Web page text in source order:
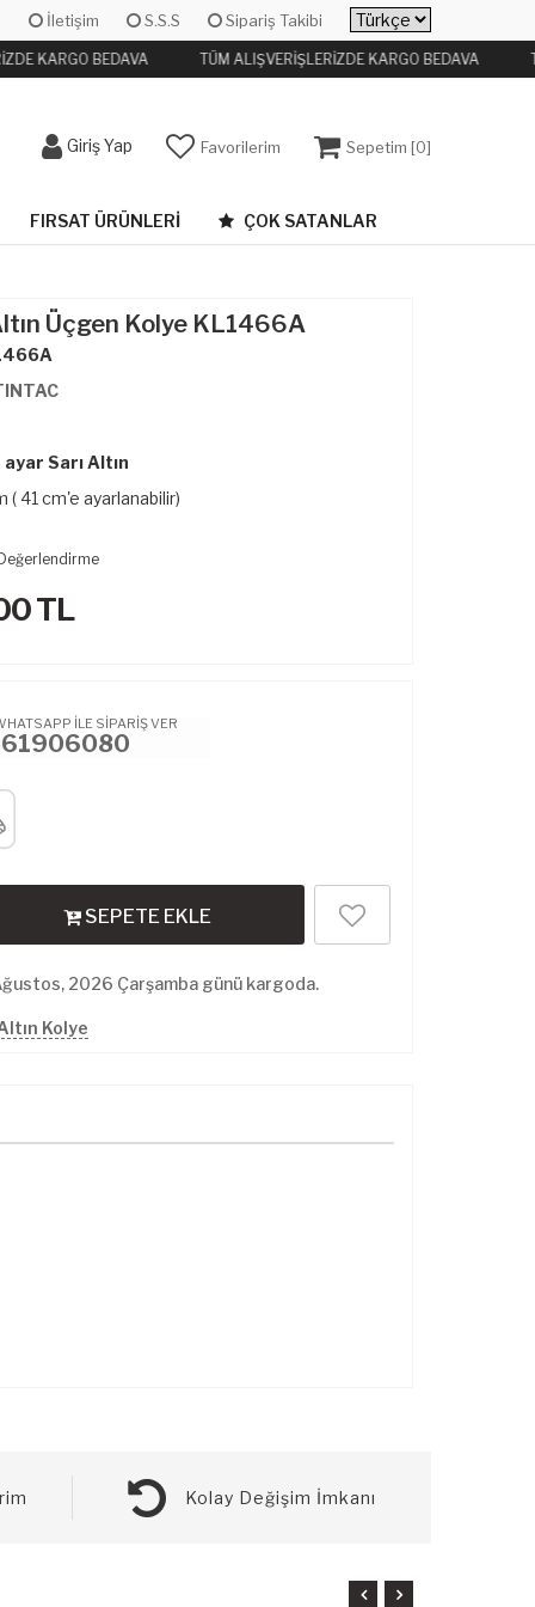
İletişim S.S.S Sipariş Takibi
KARGO BEDAVA TÜM ALIŞVERİŞLERİZDE KARGO BEDAVA
Giriş Yap Favorilerim Sepetim [0]
FIRSAT ÜRÜNLERI ÇOK SATANLAR
Üçgen Kolye KL1466A
Sarı Altın
( 41 cm'e ayarlanabilir)
Değerlendirme
TL
İLE SİPARİŞ VER
SEPETE EKLE
2026 Çarşamba günü kargoda.
Kolye
Kolay Değişim İmkanı